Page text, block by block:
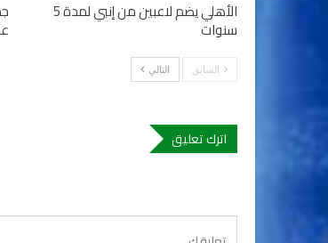
الأهلي يضم لاعبين من إنبي لمدة 5
سنوات
السابق التالي
اترك تعليق